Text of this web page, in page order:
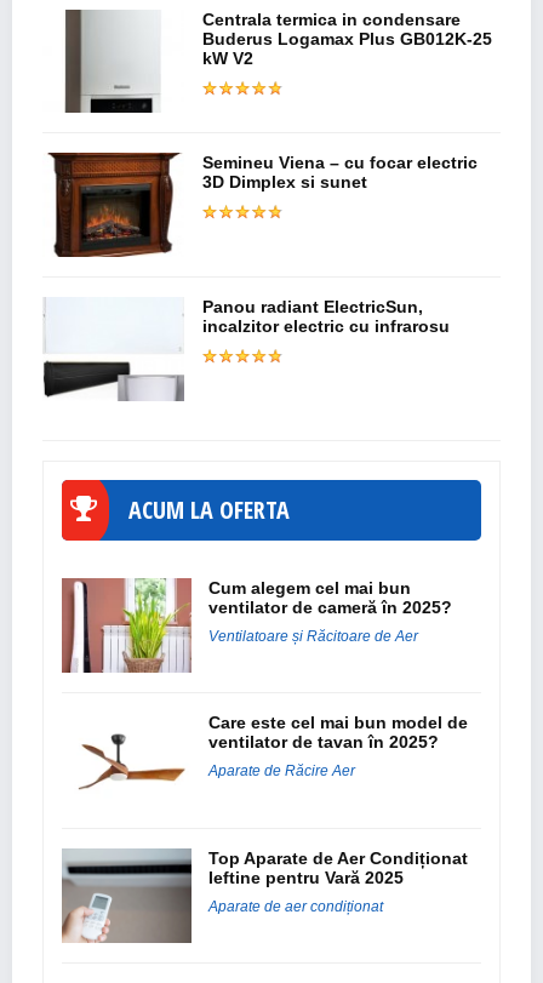
Centrala termica in condensare
Buderus Logamax Plus GB012K-25
kW V2
Semineu Viena – cu focar electric
3D Dimplex si sunet
Panou radiant ElectricSun,
incalzitor electric cu infrarosu
ACUM LA OFERTA
Cum alegem cel mai bun
ventilator de cameră în 2025?
Ventilatoare și Răcitoare de Aer
Care este cel mai bun model de
ventilator de tavan în 2025?
Aparate de Răcire Aer
Top Aparate de Aer Condiționat
Ieftine pentru Vară 2025
Aparate de aer condiționat